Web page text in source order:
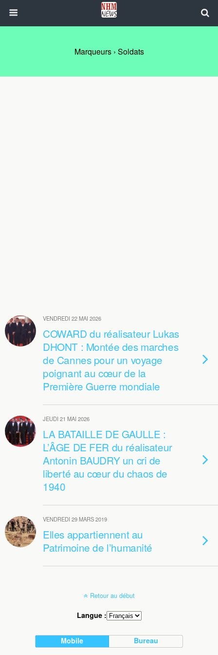
Marqueurs › Soldats
VENDREDI 22 MAI 2026
COWARD du réalisateur Lukas
DHONT : Montée des marches
de Cannes pour un voyage
poignant au cœur de la
Première Guerre mondiale
JEUDI 21 MAI 2026
LA BATAILLE DE GAULLE :
L’ÂGE DE FER du réalisateur
Antonin BAUDRY un cri de
liberté au cœur du chaos de
1940
VENDREDI 29 MARS 2019
Elles appartiennent au
Patrimoine de l’humanité
Retour au début
Langue :
Mobile Bureau